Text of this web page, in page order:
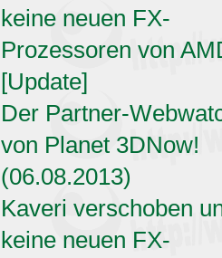
keine neuen FX-
Prozessoren von
[Update]
Der Partner-
von Planet 3DNow!
(06.08.2013)
Kaveri verschoben
keine neuen FX-